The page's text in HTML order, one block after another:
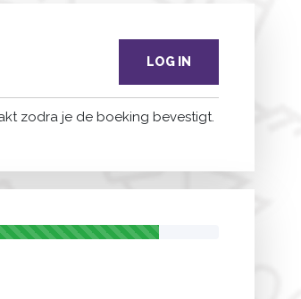
LOG IN
zodra je de boeking bevestigt.